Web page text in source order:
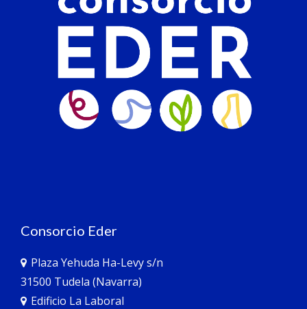
Consorcio Eder
Plaza Yehuda Ha-Levy s/n
31500 Tudela (Navarra)
Edificio La Laboral